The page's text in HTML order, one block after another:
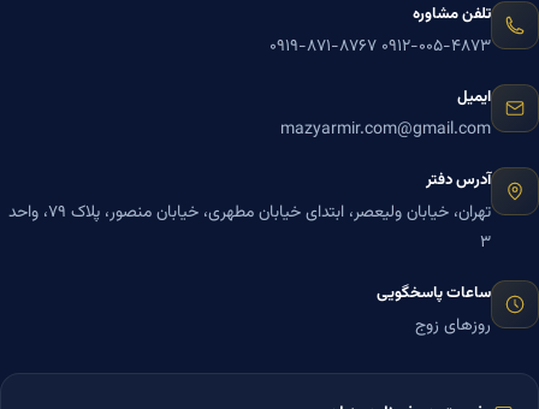
تلفن مشاوره
۰۹۱۲-۰۰۵-۴۸۷۳ ۰۹۱۹-۸۷۱-۸۷۶۷
ایمیل
mazyarmir.com@gmail.com
آدرس دفتر
تهران، خیابان ولیعصر، ابتدای خیابان مطهری، خیابان منصور، پلاک ۷۹، واحد
۳
ساعات پاسخگویی
روزهای زوج